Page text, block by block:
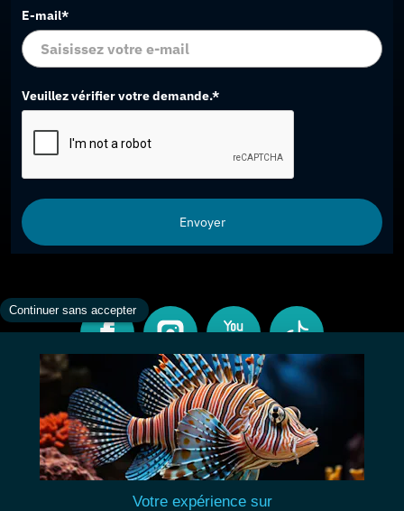
E-mail*
Veuillez vérifier votre demande.*
Envoyer
CONTACT
INFORMATIONS